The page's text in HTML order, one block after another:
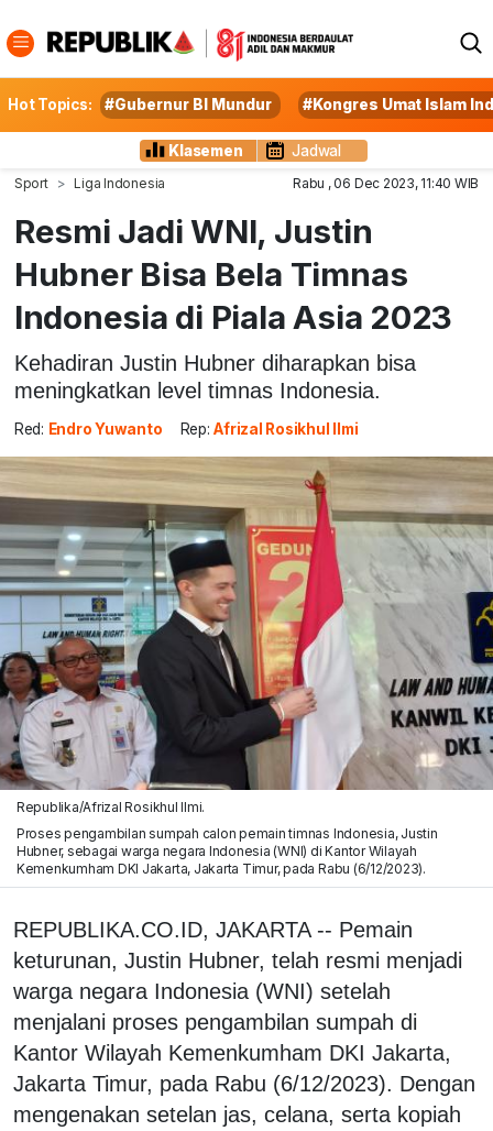
Hot Topics: #Gubernur BI Mundur #Kongres Umat Islam
Klasemen Jadwal
Sport Liga Indonesia Rabu , 06 Dec 2023, 11:40 WIB
Resmi Jadi WNI, Justin
Hubner Bisa Bela Timnas
Indonesia di Piala Asia 2023
Kehadiran Justin Hubner diharapkan bisa
meningkatkan level timnas Indonesia.
Red: Endro Yuwanto Rep: Afrizal Rosikhul Ilmi
Republika/Afrizal Rosikhul Ilmi.
Proses pengambilan sumpah calon pemain timnas Indonesia, Justin
Hubner, sebagai warga negara Indonesia (WNI) di Kantor Wilayah
Kemenkumham DKI Jakarta, Jakarta Timur, pada Rabu (6/12/2023).
REPUBLIKA.CO.ID, JAKARTA -- Pemain
keturunan, Justin Hubner, telah resmi menjadi
warga negara Indonesia (WNI) setelah
menjalani proses pengambilan sumpah di
Kantor Wilayah Kemenkumham DKI Jakarta,
Jakarta Timur, pada Rabu (6/12/2023). Dengan
mengenakan setelan jas, celana, serta kopiah